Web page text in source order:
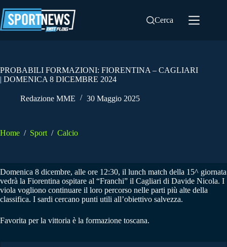
al
contenuto
Cerca
PROBABILI FORMAZIONI: FIORENTINA – CAGLIARI
| DOMENICA 8 DICEMBRE 2024
Redazione MME 30 Maggio 2025
Home / Sport / Calcio
Domenica 8 dicembre, alle ore 12:30, il lunch match della 15^ giornata
vedrà la Fiorentina ospitare al “Franchi” il Cagliari di Davide Nicola. I
viola vogliono continuare il loro percorso nelle parti più alte della
classifica. I sardi cercano punti utili all’obiettivo salvezza.
Favorita per la vittoria è la formazione toscana.